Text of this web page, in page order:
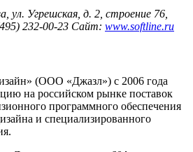
ул. Угрешская, д. 2, строение 76,
232-00-23 Сайт: www.softline.ru
(ООО «Джазл») с 2006 года
на российском рынке поставок
программного обеспечения
и специализированного